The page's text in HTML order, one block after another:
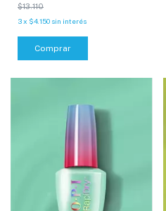
$13.110
3x $4.150 sin interés
Comprar